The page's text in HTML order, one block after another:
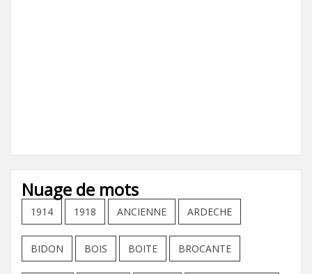
Nuage de mots
1914 1918 ANCIENNE ARDECHE
BIDON BOIS BOITE BROCANTE